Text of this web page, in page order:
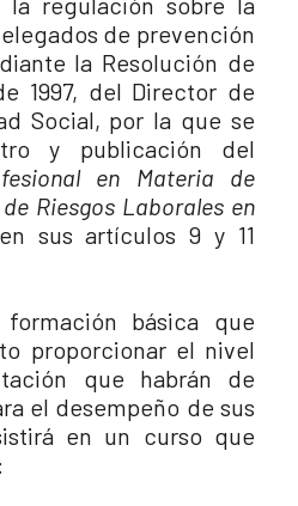
de prevención
la Resolución de
1997, del Director de
Social, por la que se
y publicación del
en Materia de
Riesgos Laborales en
sus artículos 9 y 11
básica que
proporcionar el nivel
que habrán de
el desempeño de sus
en un curso que